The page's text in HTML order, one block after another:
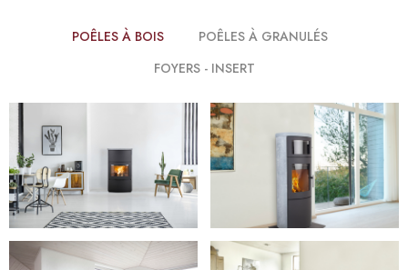
POÊLES À BOIS
POÊLES À GRANULÉS
FOYERS - INSERT